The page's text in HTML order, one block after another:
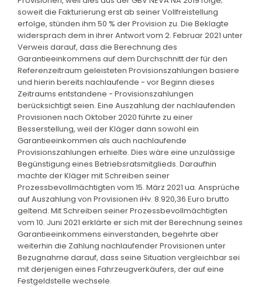
soweit die Fakturierung erst ab seiner Vollfreistellung
erfolge, stünden ihm 50 % der Provision zu. Die Beklagte
widersprach dem in ihrer Antwort vom 2. Februar 2021 unter
Verweis darauf, dass die Berechnung des
Garantieeinkommens auf dem Durchschnitt der für den
Referenzeitraum geleisteten Provisionszahlungen basiere
und hierin bereits nachlaufende - vor Beginn dieses
Zeitraums entstandene - Provisionszahlungen
berücksichtigt seien. Eine Auszahlung der nachlaufenden
Provisionen nach Oktober 2020 führte zu einer
Besserstellung, weil der Kläger dann sowohl ein
Garantieeinkommen als auch nachlaufende
Provisionszahlungen erhielte. Dies wäre eine unzulässige
Begünstigung eines Betriebsratsmitglieds. Daraufhin
machte der Kläger mit Schreiben seiner
Prozessbevollmächtigten vom 15. März 2021 ua. Ansprüche
auf Auszahlung von Provisionen iHv. 8.920,36 Euro brutto
geltend. Mit Schreiben seiner Prozessbevollmächtigten
vom 10. Juni 2021 erklärte er sich mit der Berechnung seines
Garantieeinkommens einverstanden, begehrte aber
weiterhin die Zahlung nachlaufender Provisionen unter
Bezugnahme darauf, dass seine Situation vergleichbar sei
mit derjenigen eines Fahrzeugverkäufers, der auf eine
Festgeldstelle wechsele.